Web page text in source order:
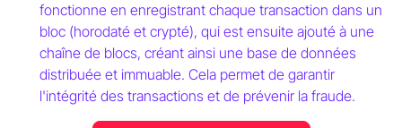
fonctionne en enregistrant chaque transaction dans un
bloc (horodaté et crypté), qui est ensuite ajouté à une
chaîne de blocs, créant ainsi une base de données
distribuée et immuable. Cela permet de garantir
l'intégrité des transactions et de prévenir la fraude.